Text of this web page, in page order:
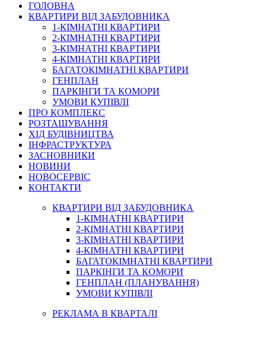
ГОЛОВНА
КВАРТИРИ ВІД ЗАБУДОВНИКА
1-КІМНАТНІ КВАРТИРИ
2-КІМНАТНІ КВАРТИРИ
3-КІМНАТНІ КВАРТИРИ
4-КІМНАТНІ КВАРТИРИ
БАГАТОКІМНАТНІ КВАРТИРИ
ГЕНПЛАН
ПАРКІНГИ ТА КОМОРИ
УМОВИ КУПІВЛІ
ПРО КОМПЛЕКС
РОЗТАШУВАННЯ
ХІД БУДІВНИЦТВА
ІНФРАСТРУКТУРА
ЗАСНОВНИКИ
НОВИНИ
НОВОСЕРВІС
КОНТАКТИ
КВАРТИРИ ВІД ЗАБУДОВНИКА
1-КІМНАТНІ КВАРТИРИ
2-КІМНАТНІ КВАРТИРИ
3-КІМНАТНІ КВАРТИРИ
4-КІМНАТНІ КВАРТИРИ
БАГАТОКІМНАТНІ КВАРТИРИ
ПАРКІНГИ ТА КОМОРИ
ГЕНПЛАН (ПЛАНУВАННЯ)
УМОВИ КУПІВЛІ
РЕКЛАМА В КВАРТАЛІ